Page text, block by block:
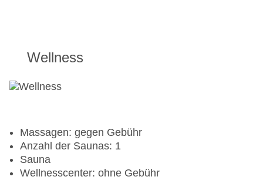
Tennisplatz
Wellness
Massagen: gegen Gebühr
Anzahl der Saunas: 1
Sauna
Wellnesscenter: ohne Gebühr